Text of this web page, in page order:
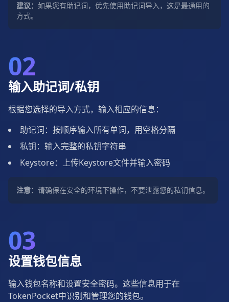
建议： 如果您有助记词，优先使用助记词导入，这是最通用的
方式。
02
输入助记词/私钥
根据您选择的导入方式，输入相应的信息：
助记词：按顺序输入所有单词，用空格分隔
私钥：输入完整的私钥字符串
Keystore：上传Keystore文件并输入密码
注意： 请确保在安全的环境下操作，不要泄露您的私钥信息。
03
设置钱包信息
输入钱包名称和设置安全密码。这些信息用于在
TokenPocket中识别和管理您的钱包。